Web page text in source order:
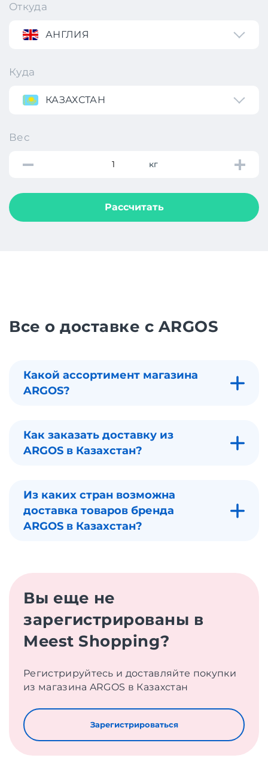
Откуда
АНГЛИЯ
Куда
КАЗАХСТАН
Вес
кг
Рассчитать
Все о доставке с ARGOS
Какой ассортимент магазина
ARGOS?
Как заказать доставку из
ARGOS в Казахстан?
Из каких стран возможна
доставка товаров бренда
ARGOS в Казахстан?
Вы еще не
зарегистрированы в
Meest Shopping?
Регистрируйтесь и доставляйте покупки
из магазина ARGOS в Казахстан
Зарегистрироваться